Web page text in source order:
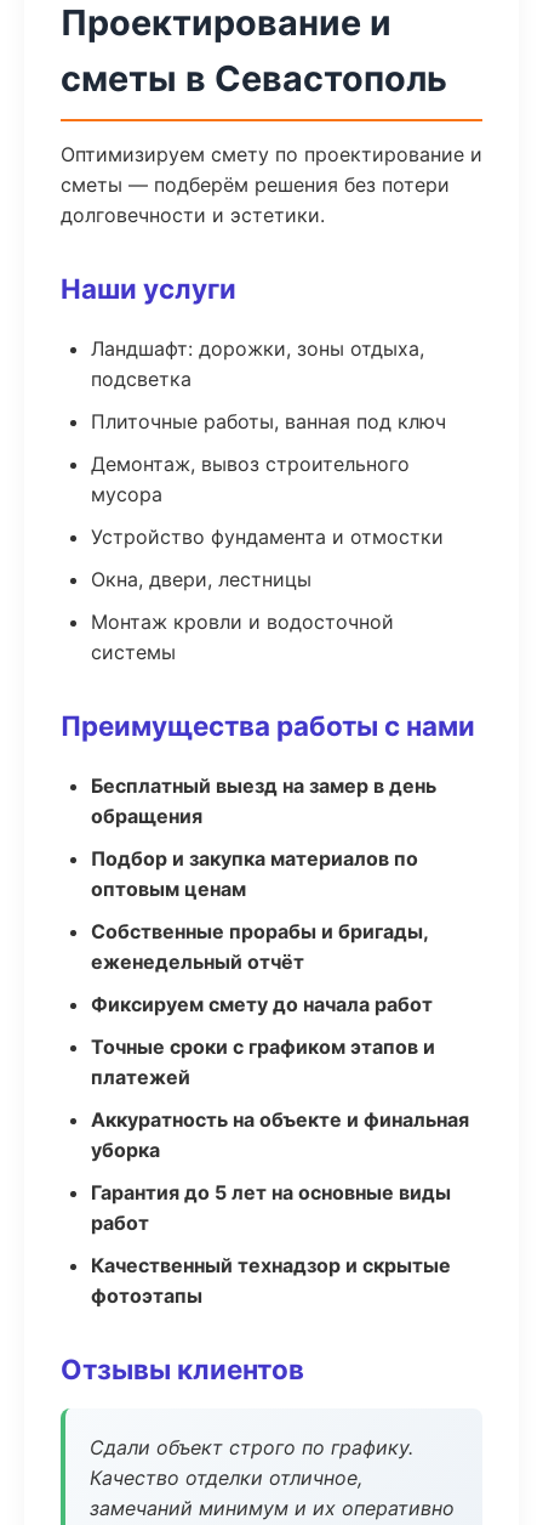
Проектирование и
сметы в Севастополь
Оптимизируем смету по проектирование и
сметы — подберём решения без потери
долговечности и эстетики.
Наши услуги
Ландшафт: дорожки, зоны отдыха,
подсветка
Плиточные работы, ванная под ключ
Демонтаж, вывоз строительного
мусора
Устройство фундамента и отмостки
Окна, двери, лестницы
Монтаж кровли и водосточной
системы
Преимущества работы с нами
Бесплатный выезд на замер в день
обращения
Подбор и закупка материалов по
оптовым ценам
Собственные прорабы и бригады,
еженедельный отчёт
Фиксируем смету до начала работ
Точные сроки с графиком этапов и
платежей
Аккуратность на объекте и финальная
уборка
Гарантия до 5 лет на основные виды
работ
Качественный технадзор и скрытые
фотоэтапы
Отзывы клиентов
Сдали объект строго по графику.
Качество отделки отличное,
замечаний минимум и их оперативно